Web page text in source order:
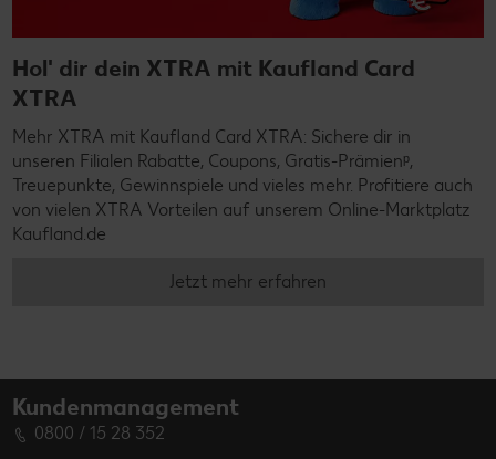
Hol' dir dein XTRA mit Kaufland Card
XTRA
Mehr XTRA mit Kaufland Card XTRA: Sichere dir in
unseren Filialen Rabatte, Coupons, Gratis-Prämienᵖ,
Treuepunkte, Gewinnspiele und vieles mehr. Profitiere auch
von vielen XTRA Vorteilen auf unserem Online-Marktplatz
Kaufland.de
Jetzt mehr erfahren
Kundenmanagement
0800 / 15 28 352